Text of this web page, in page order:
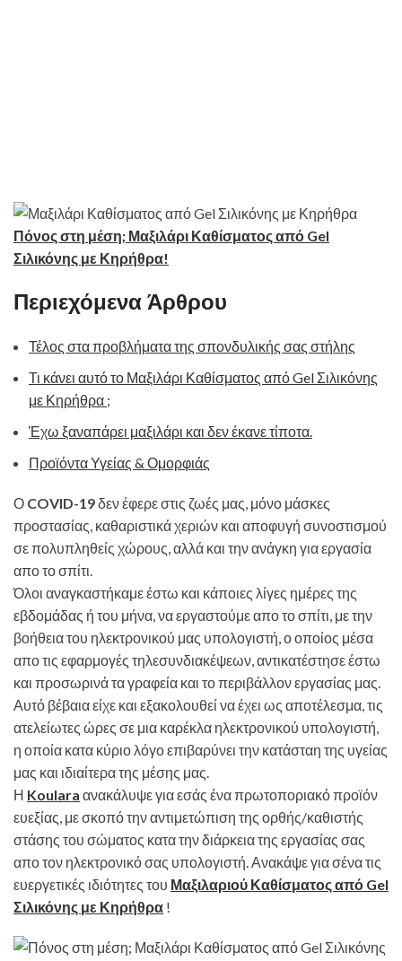
Πόνος στη μέση; Μαξιλάρι Καθίσματος από Gel
Σιλικόνης με Κηρήθρα!
Περιεχόμενα Άρθρου
Τέλος στα προβλήματα της σπονδυλικής σας στήλης
Τι κάνει αυτό το Μαξιλάρι Καθίσματος από Gel Σιλικόνης
με Κηρήθρα ;
Έχω ξαναπάρει μαξιλάρι και δεν έκανε τίποτα.
Προϊόντα Υγείας & Ομορφιάς
Ο COVID-19δεν έφερε στις ζωές μας, μόνο μάσκες
προστασίας, καθαριστικά χεριών και αποφυγή συνοστισμού
σε πολυπληθείς χώρους, αλλά και την ανάγκη για εργασία
απο το σπίτι.
Όλοι αναγκαστήκαμε έστω και κάποιες λίγες ημέρες της
εβδομάδας ή του μήνα, να εργαστούμε απο το σπίτι, με την
βοήθεια του ηλεκτρονικού μας υπολογιστή, ο οποίος μέσα
απο τις εφαρμογές τηλεσυνδιακέψεων, αντικατέστησε έστω
και προσωρινά τα γραφεία και το περιβάλλον εργασίας μας.
Αυτό βέβαια είχε και εξακολουθεί να έχει ως αποτέλεσμα, τις
ατελείωτες ώρες σε μια καρέκλα ηλεκτρονικού υπολογιστή,
η οποία κατα κύριο λόγο επιβαρύνει την κατάσταη της υγείας
μας και ιδιαίτερα της μέσης μας.
Η Koulara ανακάλυψε για εσάς ένα πρωτοποριακό προϊόν
ευεξίας, με σκοπό την αντιμετώπιση της ορθής/καθιστής
στάσης του σώματος κατα την διάρκεια της εργασίας σας
απο τον ηλεκτρονικό σας υπολογιστή. Ανακάψε για σένα τις
ευεργετικές ιδιότητες του Μαξιλαριού Καθίσματος από Gel
Σιλικόνης με Κηρήθρα !